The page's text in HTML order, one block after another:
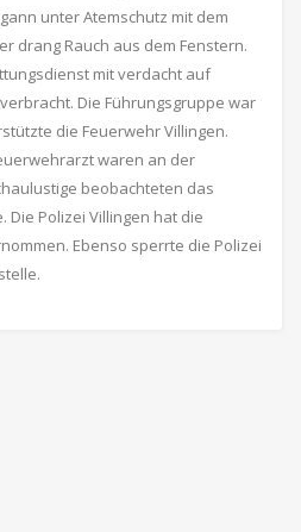
unter Atemschutz mit dem
drang Rauch aus dem Fenstern.
mit verdacht auf
Die Führungsgruppe war
die Feuerwehr Villingen.
waren an der
beobachteten das
Polizei Villingen hat die
Ebenso sperrte die Polizei